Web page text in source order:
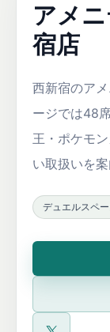
アメ
宿店
西新宿のア
ージでは48
王・ポケモ
い取扱いを案
デュエルスペ